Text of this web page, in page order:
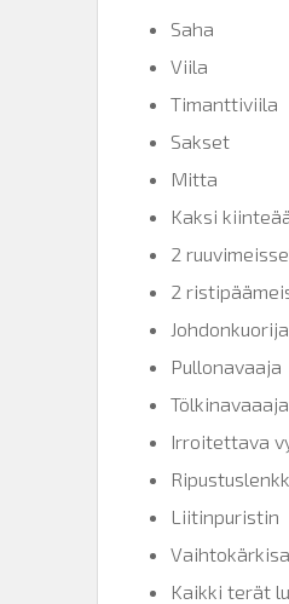
Saha
Viila
Timanttiviila
Sakset
Mitta
Kaksi
2
2
Johdonkuorija
Pullonavaaja
Tölkinavaaaja
Irroitettava
Liitinpuristin
Kaikki terät